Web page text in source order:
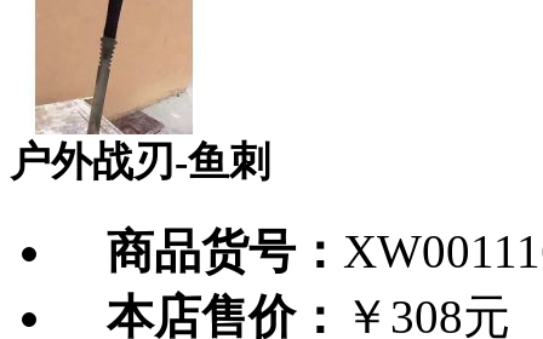
户外战刃-鱼刺
商品货号：
本店售价： ￥308元